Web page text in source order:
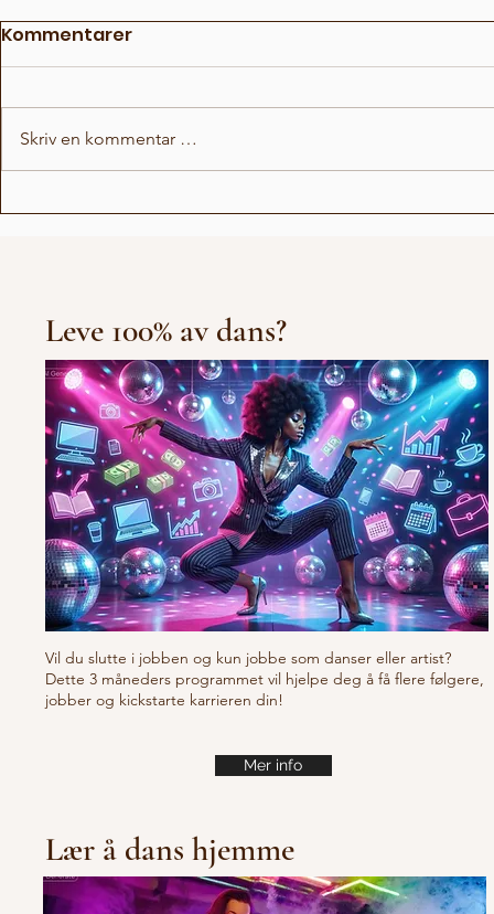
Kommentarer
Skriv en kommentar …
Leve 100% av dans?
Vil du slutte i jobben og kun jobbe som danser eller artist?
Dette 3 måneders programmet vil hjelpe deg å få flere følgere,
jobber og kickstarte karrieren din!
Mer info
Lær å dans hjemme